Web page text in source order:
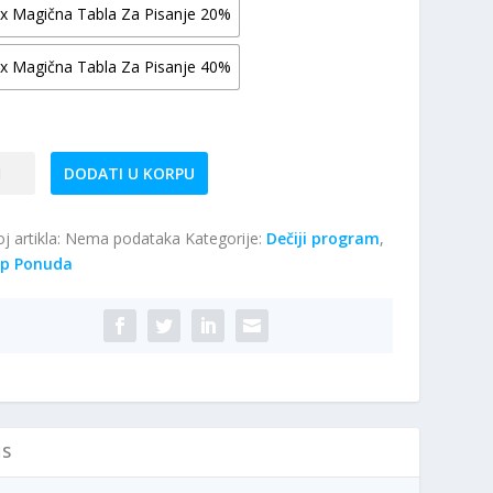
0
D
3
Magična Tabla Za Pisanje 20%
Magična Tabla Za Pisanje 40%
DODATI U KORPU
artikla: Nema podataka Kategorije: Dečiji program,
Ponuda